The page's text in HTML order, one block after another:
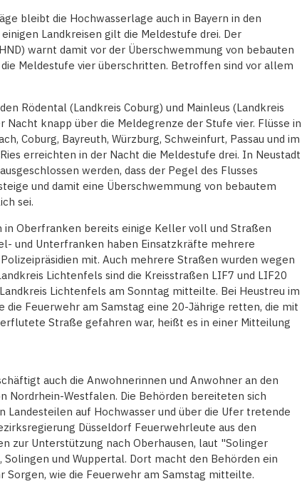
bleibt die Hochwasserlage auch in Bayern in den
Landkreisen gilt die Meldestufe drei. Der
warnt damit vor der Überschwemmung von bebauten
Meldestufe vier überschritten. Betroffen sind vor allem
Rödental (Landkreis Coburg) und Mainleus (Landkreis
Nacht knapp über die Meldegrenze der Stufe vier. Flüsse in
Coburg, Bayreuth, Würzburg, Schweinfurt, Passau und im
erreichten in der Nacht die Meldestufe drei. In Neustadt
werden, dass der Pegel des Flusses
und damit eine Überschwemmung von bebautem
sei.
in Oberfranken bereits einige Keller voll und Straßen
und Unterfranken haben Einsatzkräfte mehrere
mit. Auch mehrere Straßen wurden wegen
Lichtenfels sind die Kreisstraßen LIF7 und LIF20
Lichtenfels am Sonntag mitteilte. Bei Heustreu im
die Feuerwehr am Samstag eine 20-Jährige retten, die mit
Straße gefahren war, heißt es in einer Mitteilung
auch die Anwohnerinnen und Anwohner an den
Nordrhein-Westfalen. Die Behörden bereiteten sich
Landesteilen auf Hochwasser und über die Ufer tretende
Düsseldorf Feuerwehrleute aus den
zur Unterstützung nach Oberhausen, laut "Solinger
und Wuppertal. Dort macht den Behörden ein
Sorgen, wie die Feuerwehr am Samstag mitteilte.